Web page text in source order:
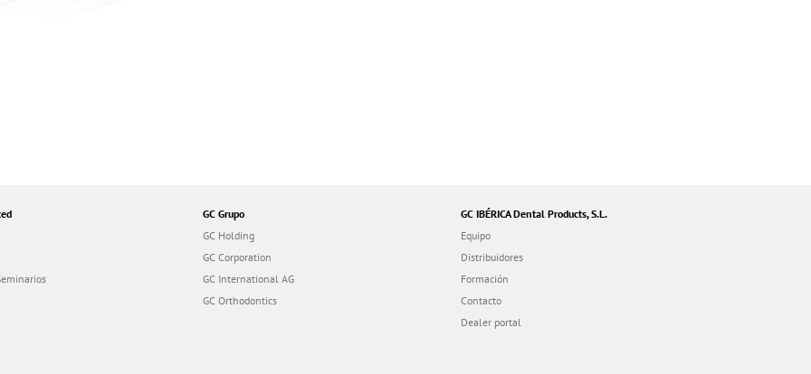
GC Grupo
GC Holding
GC Corporation
GC International AG
GC Orthodontics
GC IBÉRICA Dental Products, S.L.
Equipo
Distribuidores
Formación
Contacto
Dealer portal